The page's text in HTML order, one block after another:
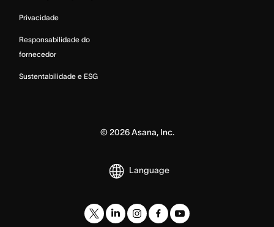
Privacidade
Responsabilidade do
fornecedor
Sustentabilidade e ESG
© 2026Asana, Inc.
Language